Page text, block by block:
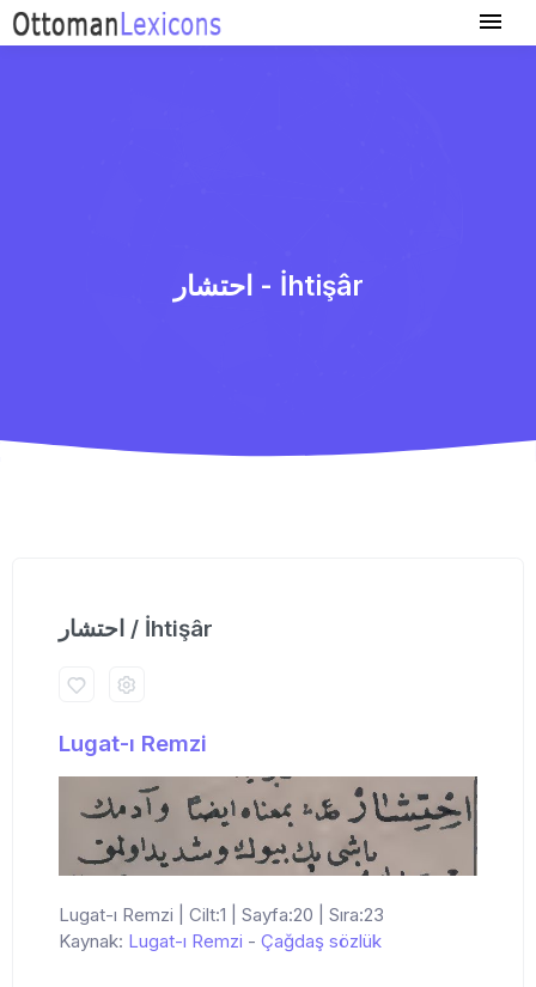
احتشار - İhtişâr
احتشار / İhtişâr
Lugat-ı Remzi
Lugat-ı Remzi | Cilt:1 | Sayfa:20 | Sıra:23
Kaynak: Lugat-ı Remzi - Çağdaş sözlük